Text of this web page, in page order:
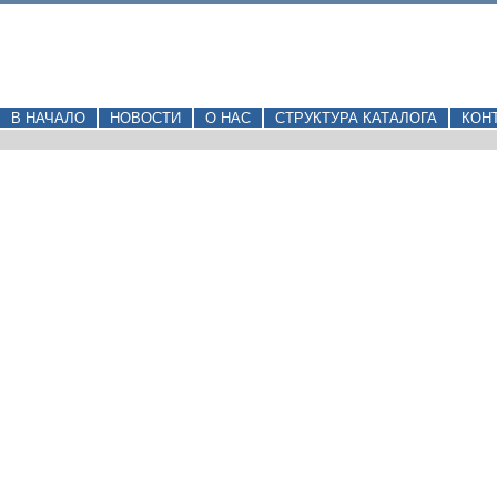
В НАЧАЛО НОВОСТИ О НАС СТРУКТУРА КАТАЛОГА